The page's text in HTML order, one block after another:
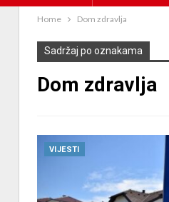
Home Dom zdravlja
Sadržaj po oznakama
Dom zdravlja
VIJESTI